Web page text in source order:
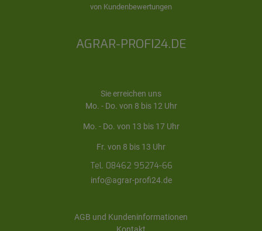
von Kundenbewertungen
AGRAR-PROFI24.DE
Sie erreichen uns
Mo. - Do. von 8 bis 12 Uhr
Mo. - Do. von 13 bis 17 Uhr
Fr. von 8 bis 13 Uhr
Tel. 08462 95274-66
info@agrar-profi24.de
AGB und Kundeninformationen